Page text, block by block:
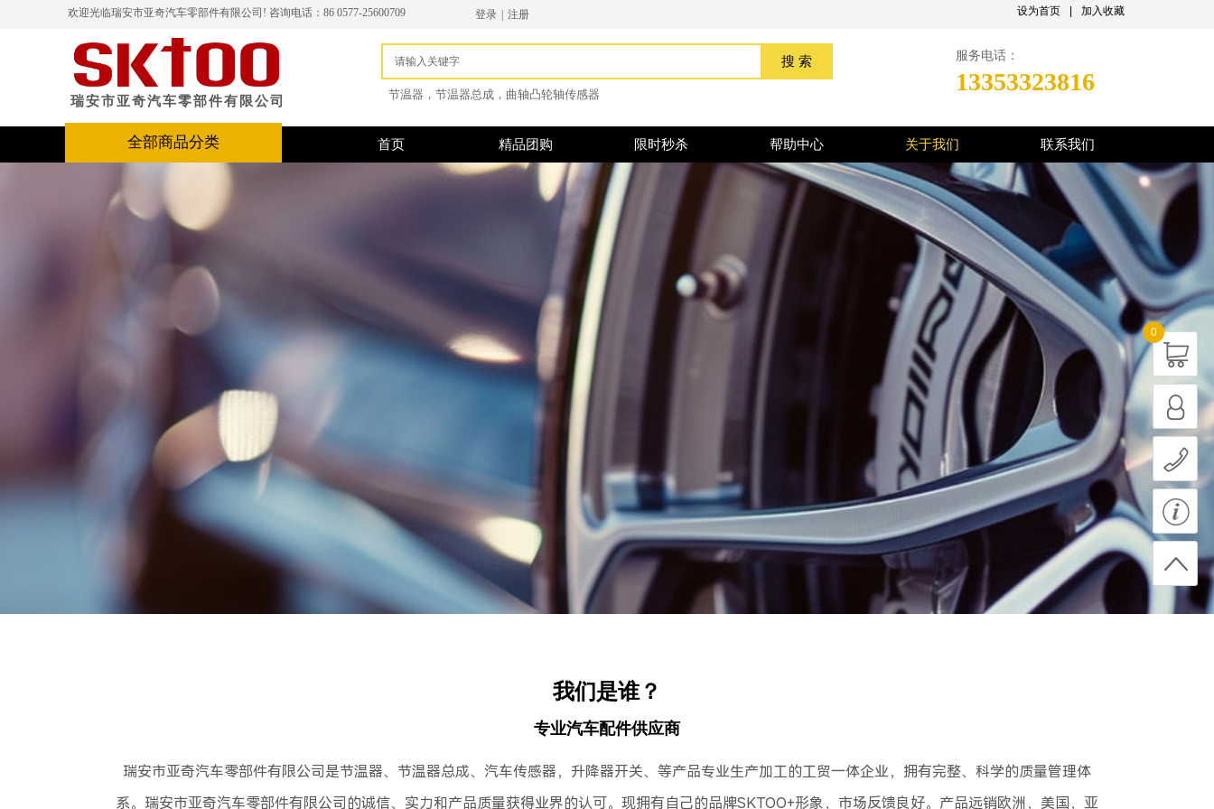
登录 注册
欢迎光临瑞安市亚奇汽车零部件有限公司! 咨询电话：86 0577-25600709 设为首页 加入收藏
搜索
节温器，节温器总成，曲轴凸轮轴传感器
搜 索
瑞安市亚奇汽车零部件有限公司
服务电话：
13353323816
全部商品分类 首页 精品团购 限时秒杀 帮助中心 关于我们 联系我们
瑞安市亚奇汽车零部件有限公司是节温器、节温器总成、汽车传感器，升降器开关、等产品专业生产加工的工贸一体企业，拥有完整、科学的质量管理体
系。瑞安市亚奇汽车零部件有限公司的诚信、实力和产品质量获得业界的认可。现拥有自己的品牌SKTOO+形象，市场反馈良好。产品远销欧洲，美国，亚
我们是谁？
专业汽车配件供应商
0